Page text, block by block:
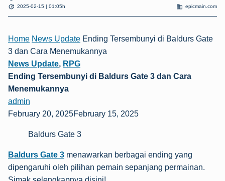
update 2025-02-15 | 01:05h domain epicmain.com
Home News Update Ending Tersembunyi di Baldurs Gate
3 dan Cara Menemukannya
News Update, RPG
Ending Tersembunyi di Baldurs Gate 3 dan Cara
Menemukannya
admin
February 20, 2025February 15, 2025
Baldurs Gate 3
Baldurs Gate 3 menawarkan berbagai ending yang
dipengaruhi oleh pilihan pemain sepanjang permainan.